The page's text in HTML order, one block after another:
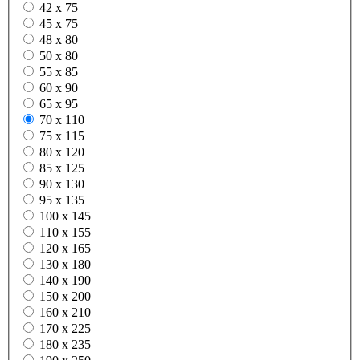
42 x 75
45 x 75
48 x 80
50 x 80
55 x 85
60 x 90
65 x 95
70 x 110
75 x 115
80 x 120
85 x 125
90 x 130
95 x 135
100 x 145
110 x 155
120 x 165
130 x 180
140 x 190
150 x 200
160 x 210
170 x 225
180 x 235